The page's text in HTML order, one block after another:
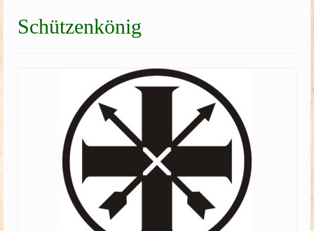
Bruderschaft
Kinderschützenfest
Schützenfest
Schießgruppe
Schützenkönig